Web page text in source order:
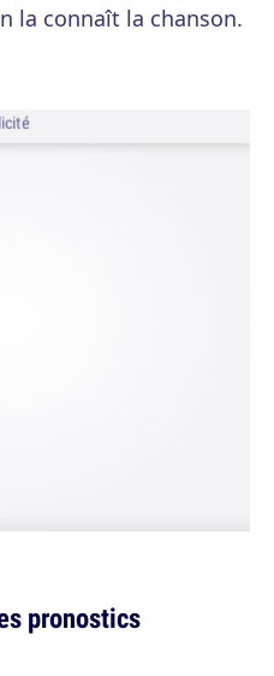
la connaît la chanson.
pronostics